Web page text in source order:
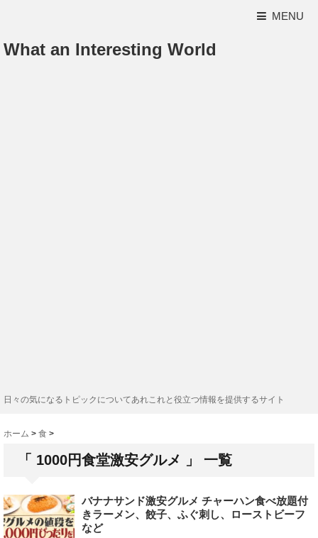
MENU
What an Interesting World
日々の気になるトピックについてあれこれと役立つ情報を提供するサイト
ホーム > 食 >
「 1000円食堂激安グルメ 」 一覧
バナナサンド激安グルメ チャーハン食べ放題付
きラーメン、餃子、ふぐ刺し、ローストビーフ
など